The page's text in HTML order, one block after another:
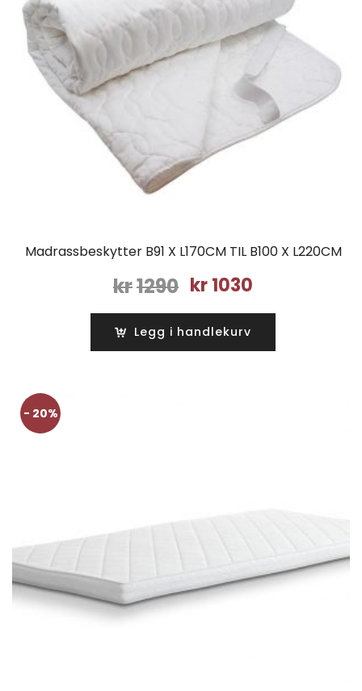
Madrassbeskytter B91 X L170CM TIL B100 X L220CM
kr1290 Opprinnelig
var:
kr1290.
kr1030
kr1030.
Legg i handlekurv
- 20%